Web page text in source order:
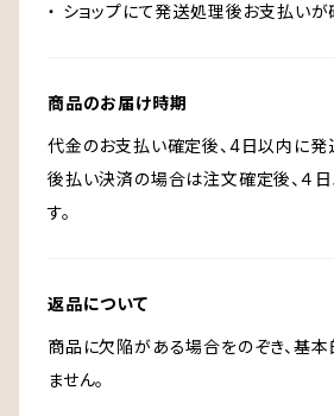
・ ショップにて発送処理後お支払いが
商品のお届け時期
代金のお支払い確定後、4日以内に発
後払い決済の場合は注文確定後、４
す。
返品について
商品に欠陥がある場合をのぞき、基
ません。